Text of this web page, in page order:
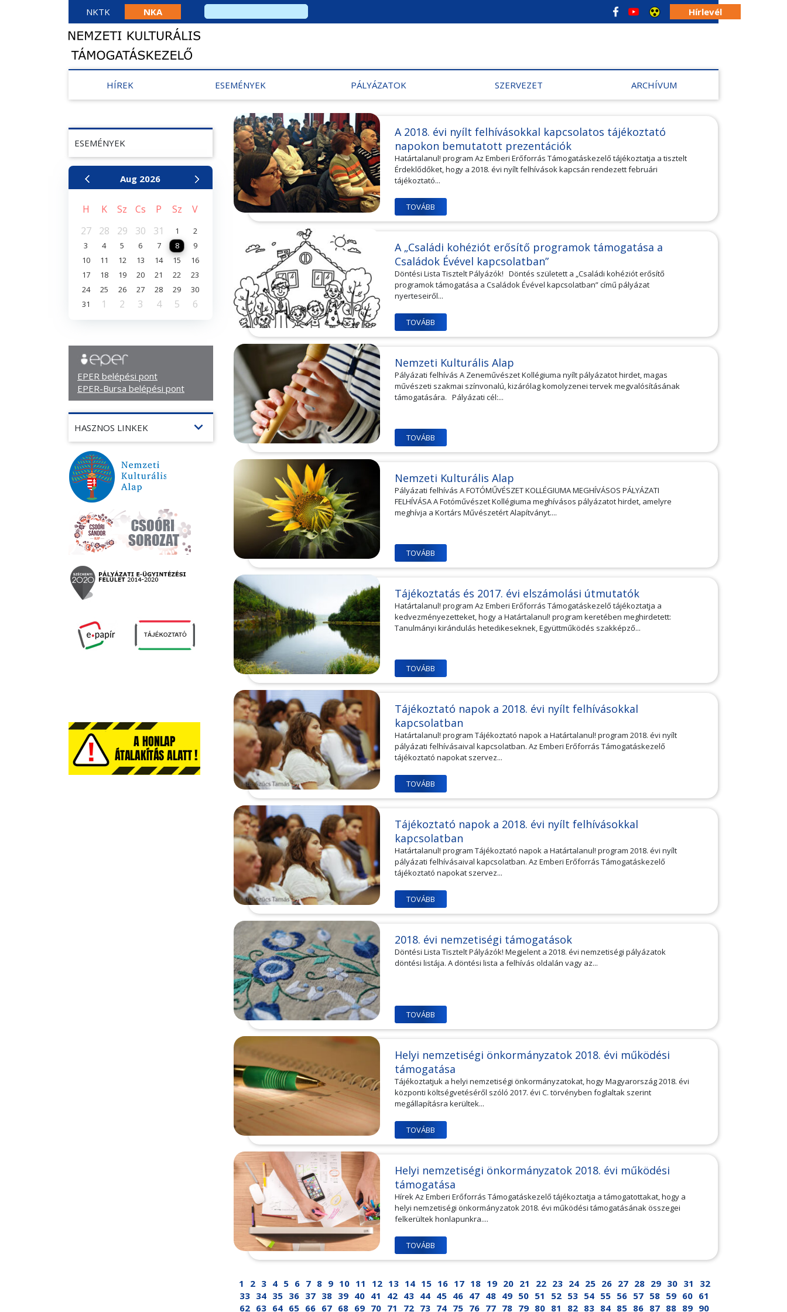
NKTK NKA Hírlevél
HÍREK ESEMÉNYEK PÁLYÁZATOK SZERVEZET ARCHÍVUM
ESEMÉNYEK
Aug 2026
H K Sz Cs P Sz
V
27
28 29 30 31 1
2
3
4 5 6 7 8
9
10
11 12 13 14 15
16
17
18 19 20 21 22
23
24
25 26 27 28 29
30
31
1 2 3 4 5 6
EPER belépési pont
EPER-Bursa belépési pont
HASZNOS LINKEK expand_more
A 2018. évi nyílt felhívásokkal kapcsolatos tájékoztató
napokon bemutatott prezentációk
Határtalanul! program Az Emberi Erőforrás Támogatáskezelő tájékoztatja a tisztelt
Érdeklődőket, hogy a 2018. évi nyílt felhívások kapcsán rendezett februári
tájékoztató...
TOVÁBB
A „Családi kohéziót erősítő programok támogatása a
Családok Évével kapcsolatban”
Döntési Lista Tisztelt Pályázók! Döntés született a „Családi kohéziót erősítő
programok támogatása a Családok Évével kapcsolatban” című pályázat
nyerteseiről...
TOVÁBB
Nemzeti Kulturális Alap
Pályázati felhívás A Zeneművészet Kollégiuma nyílt pályázatot hirdet, magas
művészeti szakmai színvonalú, kizárólag komolyzenei tervek megvalósításának
támogatására. Pályázati cél:...
TOVÁBB
Nemzeti Kulturális Alap
Pályázati felhívás A FOTÓMŰVÉSZET KOLLÉGIUMA MEGHÍVÁSOS PÁLYÁZATI
FELHÍVÁSA A Fotóművészet Kollégiuma meghívásos pályázatot hirdet, amelyre
meghívja a Kortárs Művészetért Alapítványt....
TOVÁBB
Tájékoztatás és 2017. évi elszámolási útmutatók
Határtalanul! program Az Emberi Erőforrás Támogatáskezelő tájékoztatja a
kedvezményezetteket, hogy a Határtalanul! program keretében meghirdetett:
Tanulmányi kirándulás hetedikeseknek, Együttműködés szakképző...
TOVÁBB
Tájékoztató napok a 2018. évi nyílt felhívásokkal
kapcsolatban
Határtalanul! program Tájékoztató napok a Határtalanul! program 2018. évi nyílt
pályázati felhívásaival kapcsolatban. Az Emberi Erőforrás Támogatáskezelő
tájékoztató napokat szervez...
TOVÁBB
Tájékoztató napok a 2018. évi nyílt felhívásokkal
kapcsolatban
Határtalanul! program Tájékoztató napok a Határtalanul! program 2018. évi nyílt
pályázati felhívásaival kapcsolatban. Az Emberi Erőforrás Támogatáskezelő
tájékoztató napokat szervez...
TOVÁBB
2018. évi nemzetiségi támogatások
Döntési Lista Tisztelt Pályázók! Megjelent a 2018. évi nemzetiségi pályázatok
döntési listája. A döntési lista a felhívás oldalán vagy az...
TOVÁBB
Helyi nemzetiségi önkormányzatok 2018. évi működési
támogatása
Tájékoztatjuk a helyi nemzetiségi önkormányzatokat, hogy Magyarország 2018. évi
központi költségvetéséről szóló 2017. évi C. törvényben foglaltak szerint
megállapításra kerültek...
TOVÁBB
Helyi nemzetiségi önkormányzatok 2018. évi működési
támogatása
Hírek Az Emberi Erőforrás Támogatáskezelő tájékoztatja a támogatottakat, hogy a
helyi nemzetiségi önkormányzatok 2018. évi működési támogatásának összegei
felkerültek honlapunkra....
TOVÁBB
1 2 3 4 5 6 7 8 9 10 11 12 13 14 15 16 17 18 19 20 21 22 23 24 25 26 27 28 29 30 31
32
33 34 35 36 37 38 39 40 41 42 43 44 45 46 47 48 49 50 51 52 53 54 55 56 57 58 59 60 61
62 63 64 65 66 67 68 69 70 71 72 73 74 75 76 77 78 79 80 81 82 83 84 85 86 87 88 89 90